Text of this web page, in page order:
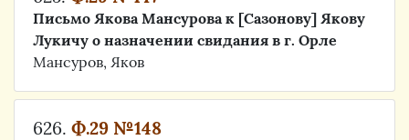
Письмо Якова Мансурова к [Сазонову] Якову
Лукичу о назначении свидания в г. Орле
Мансуров, Яков
626. Ф.29 №148